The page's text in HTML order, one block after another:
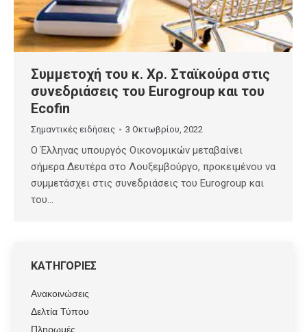
Συμμετοχή του κ. Χρ. Σταϊκούρα στις
συνεδριάσεις του Eurogroup και του
Ecofin
Σημαντικές ειδήσεις 3 Οκτωβρίου, 2022
Ο Έλληνας υπουργός Οικονομικών μεταβαίνει
σήμερα Δευτέρα στο Λουξεμβούργο, προκειμένου να
συμμετάσχει στις συνεδριάσεις του Eurogroup και
του…
ΚΑΤΗΓΟΡΙΕΣ
Ανακοινώσεις
Δελτία Τύπου
Πληρωμές